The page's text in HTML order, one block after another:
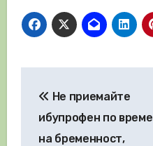
Не приемайте
ибупрофен по време
на бременност,